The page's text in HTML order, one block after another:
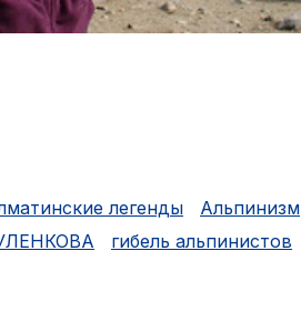
легенды
Альпинизм
гибель альпинистов